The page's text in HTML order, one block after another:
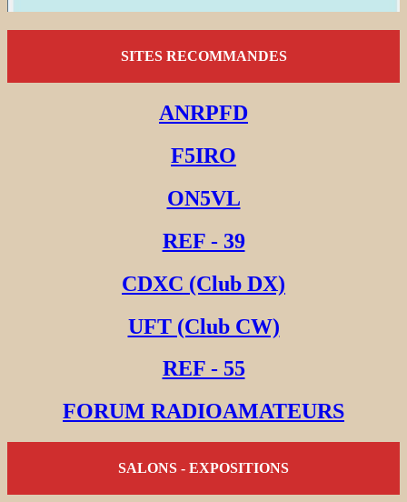
SITES RECOMMANDES
ANRPFD
F5IRO
ON5VL
REF - 39
CDXC (Club DX)
UFT (Club CW)
REF - 55
FORUM RADIOAMATEURS
SALONS - EXPOSITIONS